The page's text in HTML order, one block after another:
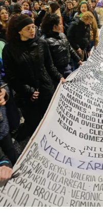
productores, docentes,
resisten otra avanzada
Por Francisco Pandolfi